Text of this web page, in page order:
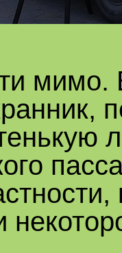
мимо.